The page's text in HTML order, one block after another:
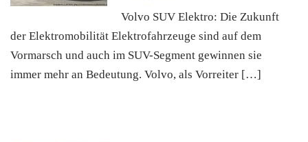
Volvo SUV Elektro: Die Zukunft
der Elektromobilität Elektrofahrzeuge sind auf dem
Vormarsch und auch im SUV-Segment gewinnen sie
immer mehr an Bedeutung. Volvo, als Vorreiter […]